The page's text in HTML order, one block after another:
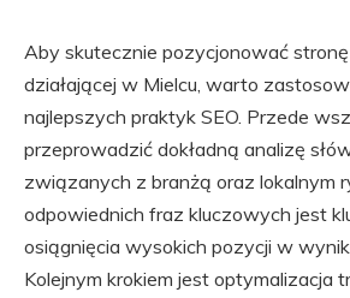
Aby skutecznie pozycjonować
działającej w Mielcu, warto
najlepszych praktyk SEO. Przede
przeprowadzić dokładną analizę
związanych z branżą oraz lokalnym
odpowiednich fraz kluczowych jest
osiągnięcia wysokich pozycji w
Kolejnym krokiem jest optymalizacja